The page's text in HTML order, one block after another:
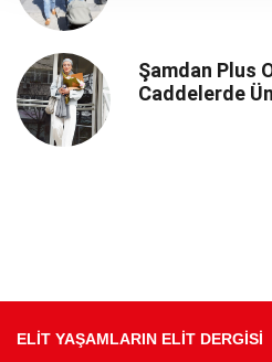
Şamdan Plus
Caddelerde
ELİT YAŞAMLARIN ELİT DERGİSİ